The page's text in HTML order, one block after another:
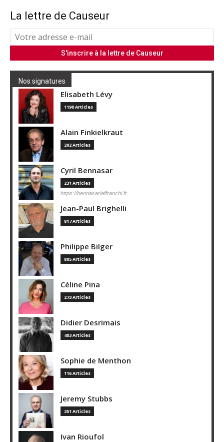
La lettre de Causeur
Nos signatures
Elisabeth Lévy
1190 Articles
Alain Finkielkraut
202 Articles
Cyril Bennasar
231 Articles
https://bennasarlaffranchi.fr
Jean-Paul Brighelli
817 Articles
Philippe Bilger
805 Articles
Céline Pina
273 Articles
Didier Desrimais
403 Articles
Sophie de Menthon
116 Articles
Jeremy Stubbs
351 Articles
Ivan Rioufol